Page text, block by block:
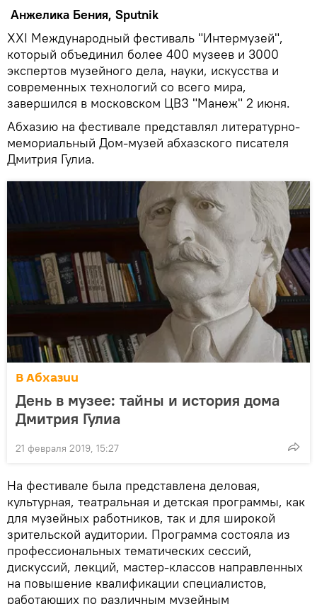
Анжелика Бения, Sputnik
ХХI Международный фестиваль "Интермузей",
который объединил более 400 музеев и 3000
экспертов музейного дела, науки, искусства и
современных технологий со всего мира,
завершился в московском ЦВЗ "Манеж" 2 июня.
Абхазию на фестивале представлял литературно-
мемориальный Дом-музей абхазского писателя
Дмитрия Гулиа.
В Абхазии
День в музее: тайны и история дома
Дмитрия Гулиа
21 февраля 2019, 15:27
На фестивале была представлена деловая,
культурная, театральная и детская программы, как
для музейных работников, так и для широкой
зрительской аудитории. Программа состояла из
профессиональных тематических сессий,
дискуссий, лекций, мастер-классов направленных
на повышение квалификации специалистов,
работающих по различным музейным